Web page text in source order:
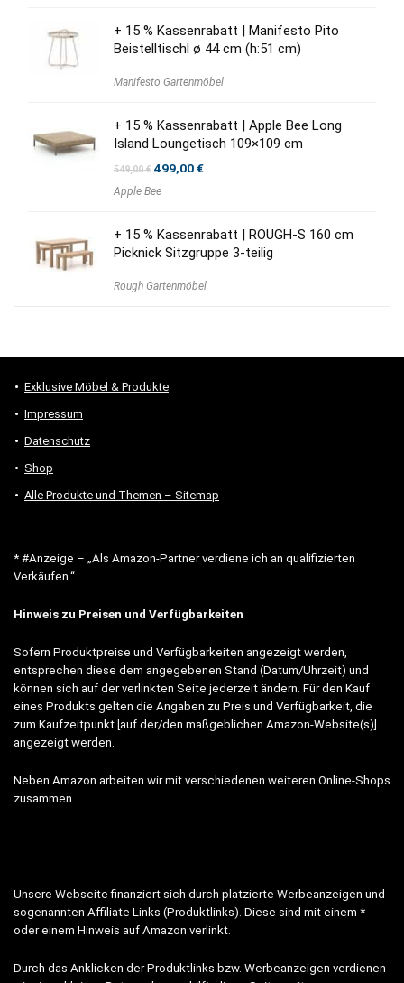
+ 15 % Kassenrabatt | Manifesto Pito
Beistelltischl ø 44 cm (h:51 cm)
Manifesto Gartenmöbel
+ 15 % Kassenrabatt | Apple Bee Long
Island Loungetisch 109×109 cm
549,00€ Ursprünglicher
war:
499,00€Aktueller
Apple Bee
+ 15 % Kassenrabatt | ROUGH-S 160 cm
Picknick Sitzgruppe 3-teilig
Rough Gartenmöbel
Exklusive Möbel & Produkte
Impressum
Datenschutz
Shop
Alle Produkte und Themen – Sitemap
* #Anzeige – „Als Amazon-Partner verdiene ich an qualifizierten
Verkäufen.“
Hinweis zu Preisen und Verfügbarkeiten
Sofern Produktpreise und Verfügbarkeiten angezeigt werden,
entsprechen diese dem angegebenen Stand (Datum/Uhrzeit) und
können sich auf der verlinkten Seite jederzeit ändern. Für den Kauf
eines Produkts gelten die Angaben zu Preis und Verfügbarkeit, die
zum Kaufzeitpunkt [auf der/den maßgeblichen Amazon-Website(s)]
angezeigt werden.
Neben Amazon arbeiten wir mit verschiedenen weiteren Online-Shops
zusammen.
Unsere Webseite finanziert sich durch platzierte Werbeanzeigen und
sogenannten Affiliate Links (Produktlinks). Diese sind mit einem *
oder einem Hinweis auf Amazon verlinkt.
Durch das Anklicken der Produktlinks bzw. Werbeanzeigen verdienen